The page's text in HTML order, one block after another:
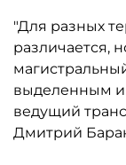
"Для разных
различается,
выделенным и
ведущий
Дмитрий